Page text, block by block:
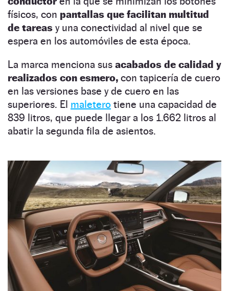
físicos, con pantallas que facilitan multitud
de tareas y una conectividad al nivel que se
espera en los automóviles de esta época.
La marca menciona sus acabados de calidad y
realizados con esmero, con tapicería de cuero
en las versiones base y de cuero en las
superiores. El maletero tiene una capacidad de
839 litros, que puede llegar a los 1.662 litros al
abatir la segunda fila de asientos.